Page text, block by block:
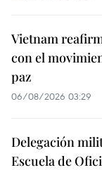
Vietnam
con el
paz
06/08/2026 03:29
Delegación
Escuela de